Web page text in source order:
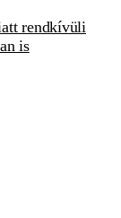
rendkívüli
is